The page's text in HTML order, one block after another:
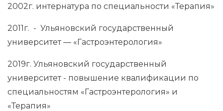
2002г. интернатура по специальности «Терапия»
2011г. - Ульяновский государственный
университет — «Гастроэнтерология»
2019г. Ульяновский государственный
университет - повышение квалификации по
специальностям «Гастроэнтерология» и
«Терапия»